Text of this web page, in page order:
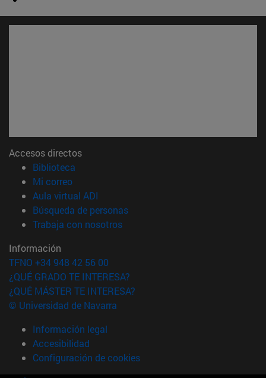
Accesos directos
Biblioteca
Mi correo(abre en nueva ventana)
Aula virtual ADI
Búsqueda de personas(abre en nueva ventana)
Trabaja con nosotros(abre en nueva ventana)
Información
TFNO +34 948 42 56 00
¿QUÉ GRADO TE INTERESA?
¿QUÉ MÁSTER TE INTERESA?
© Universidad de Navarra
Información legal
Accesibilidad
Configuración de cookies